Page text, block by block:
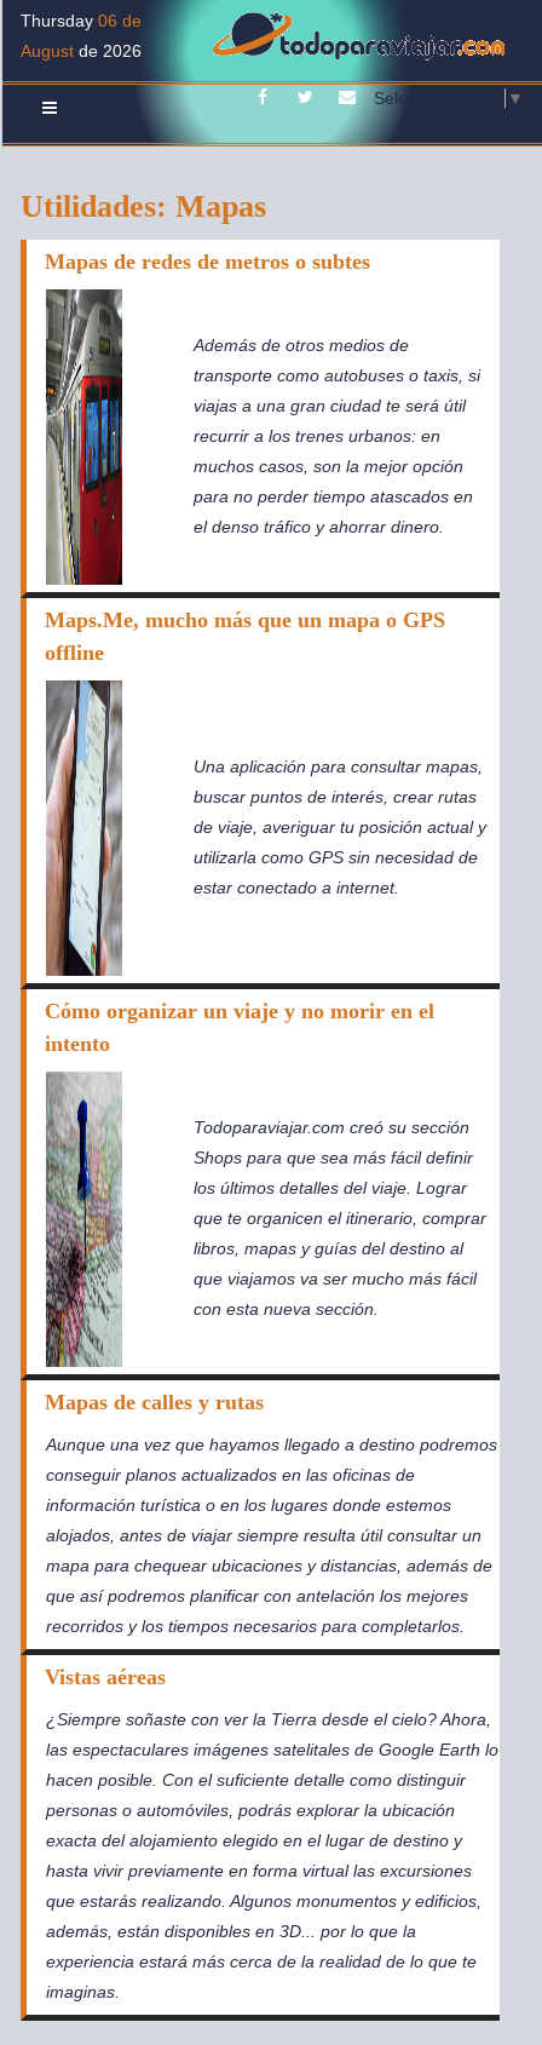
Thursday 06 de
August de 2026
FacebookTwitterContacto
Select Language ▼
Utilidades: Mapas
Mapas de redes de metros o subtes
Además de otros medios de
transporte como autobuses o taxis, si
viajas a una gran ciudad te será útil
recurrir a los trenes urbanos: en
muchos casos, son la mejor opción
para no perder tiempo atascados en
el denso tráfico y ahorrar dinero.
Maps.Me, mucho más que un mapa o GPS
offline
Una aplicación para consultar mapas,
buscar puntos de interés, crear rutas
de viaje, averiguar tu posición actual y
utilizarla como GPS sin necesidad de
estar conectado a internet.
Cómo organizar un viaje y no morir en el
intento
Todoparaviajar.com creó su sección
Shops para que sea más fácil definir
los últimos detalles del viaje. Lograr
que te organicen el itinerario, comprar
libros, mapas y guías del destino al
que viajamos va ser mucho más fácil
con esta nueva sección.
Mapas de calles y rutas
Aunque una vez que hayamos llegado a destino podremos
conseguir planos actualizados en las oficinas de
información turística o en los lugares donde estemos
alojados, antes de viajar siempre resulta útil consultar un
mapa para chequear ubicaciones y distancias, además de
que así podremos planificar con antelación los mejores
recorridos y los tiempos necesarios para completarlos.
Vistas aéreas
¿Siempre soñaste con ver la Tierra desde el cielo? Ahora,
las espectaculares imágenes satelitales de Google Earth lo
hacen posible. Con el suficiente detalle como distinguir
personas o automóviles, podrás explorar la ubicación
exacta del alojamiento elegido en el lugar de destino y
hasta vivir previamente en forma virtual las excursiones
que estarás realizando. Algunos monumentos y edificios,
además, están disponibles en 3D... por lo que la
experiencia estará más cerca de la realidad de lo que te
imaginas.